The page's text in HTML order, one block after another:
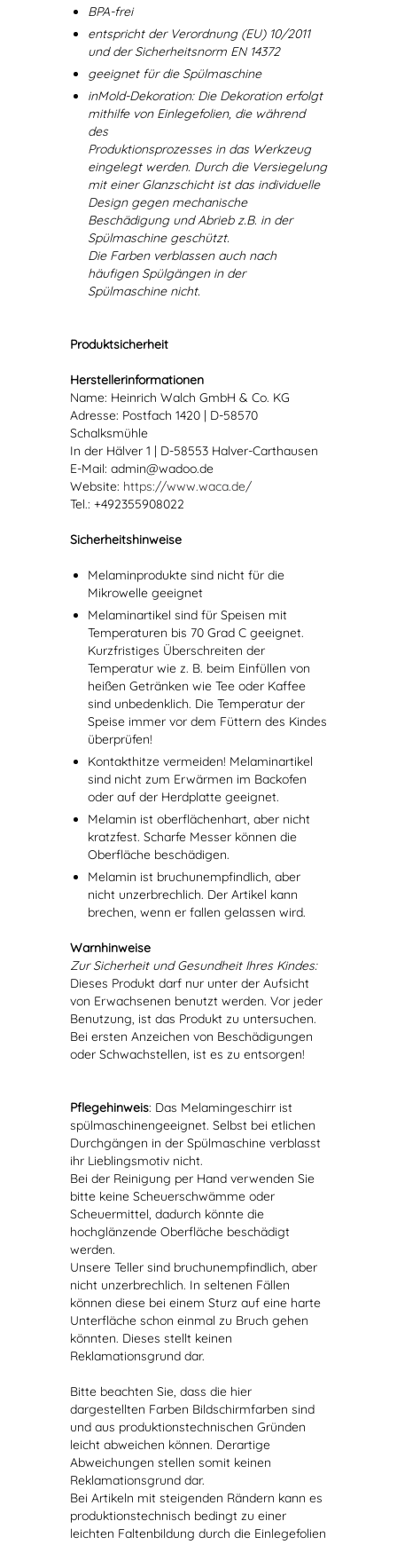
BPA-frei
entspricht der Verordnung (EU) 10/2011
und der Sicherheitsnorm EN 14372
geeignet für die Spülmaschine
inMold-Dekoration: Die Dekoration erfolgt
mithilfe von Einlegefolien, die während
des
Produktionsprozesses in das Werkzeug
eingelegt werden. Durch die Versiegelung
mit einer Glanzschicht ist das individuelle
Design gegen mechanische
Beschädigung und Abrieb z.B. in der
Spülmaschine geschützt.
Die Farben verblassen auch nach
häufigen Spülgängen in der
Spülmaschine nicht.
Produktsicherheit
Herstellerinformationen
Name: Heinrich Walch GmbH & Co. KG
Adresse: Postfach 1420 | D-58570
Schalksmühle
In der Hälver 1 | D-58553 Halver-Carthausen
E-Mail: admin@wadoo.de
Website: https://www.waca.de/
Tel.: +492355908022
Sicherheitshinweise
Melaminprodukte sind nicht für die
Mikrowelle geeignet
Melaminartikel sind für Speisen mit
Temperaturen bis 70 Grad C geeignet.
Kurzfristiges Überschreiten der
Temperatur wie z. B. beim Einfüllen von
heißen Getränken wie Tee oder Kaffee
sind unbedenklich. Die Temperatur der
Speise immer vor dem Füttern des Kindes
überprüfen!
Kontakthitze vermeiden! Melaminartikel
sind nicht zum Erwärmen im Backofen
oder auf der Herdplatte geeignet.
Melamin ist oberflächenhart, aber nicht
kratzfest. Scharfe Messer können die
Oberfläche beschädigen.
Melamin ist bruchunempfindlich, aber
nicht unzerbrechlich. Der Artikel kann
brechen, wenn er fallen gelassen wird.
Warnhinweise
Zur Sicherheit und Gesundheit Ihres Kindes:
Dieses Produkt darf nur unter der Aufsicht
von Erwachsenen benutzt werden. Vor jeder
Benutzung, ist das Produkt zu untersuchen.
Bei ersten Anzeichen von Beschädigungen
oder Schwachstellen, ist es zu entsorgen!
Pflegehinweis: Das Melamingeschirr ist
spülmaschinengeeignet. Selbst bei etlichen
Durchgängen in der Spülmaschine verblasst
ihr Lieblingsmotiv nicht.
Bei der Reinigung per Hand verwenden Sie
bitte keine Scheuerschwämme oder
Scheuermittel, dadurch könnte die
hochglänzende Oberfläche beschädigt
werden.
Unsere Teller sind bruchunempfindlich, aber
nicht unzerbrechlich. In seltenen Fällen
können diese bei einem Sturz auf eine harte
Unterfläche schon einmal zu Bruch gehen
könnten. Dieses stellt keinen
Reklamationsgrund dar.
Bitte beachten Sie, dass die hier
dargestellten Farben Bildschirmfarben sind
und aus produktionstechnischen Gründen
leicht abweichen können. Derartige
Abweichungen stellen somit keinen
Reklamationsgrund dar.
Bei Artikeln mit steigenden Rändern kann es
produktionstechnisch bedingt zu einer
leichten Faltenbildung durch die Einlegefolien